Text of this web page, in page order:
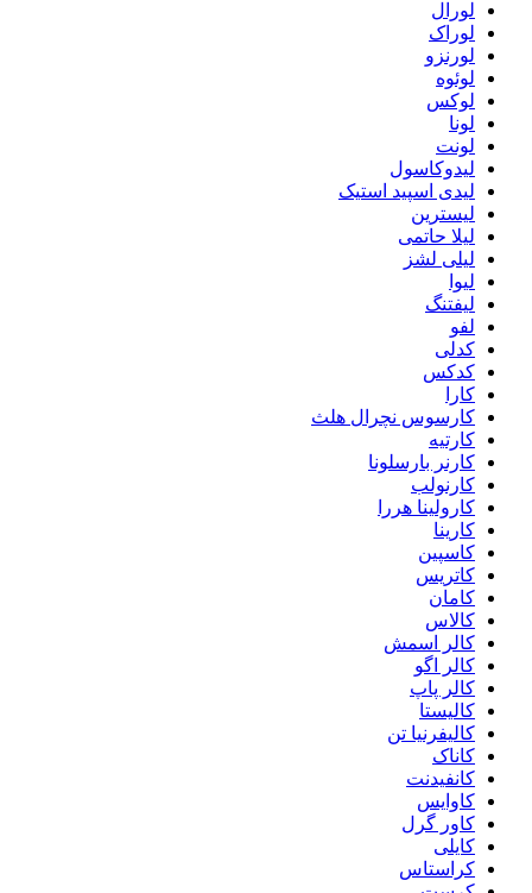
لورال
لوراک
لورنزو
لوئوه
لوکس
لونا
لونت
لیدوکاسول
لیدی اسپید استیک
لیسترین
لیلا حاتمی
لیلی لشز
لیوا
لیفتنگ
لفو
کدلی
کدکس
کارا
کارسوس نچرال هلث
کارتیه
کارنر بارسلونا
کارنولب
کارولینا هررا
کارینا
کاسپین
کاتریس
کامان
کالاس
کالر اسمش
کالر اگو
کالر پاپ
کالیستا
کالیفرنیا تن
کاناک
کانفیدنت
کاوایس
کاور گرل
کایلی
کراستاس